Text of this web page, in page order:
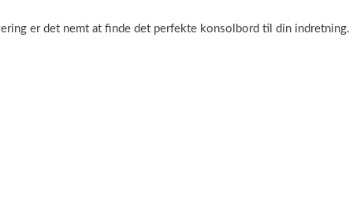
er det nemt at finde det perfekte konsolbord til din indretning.